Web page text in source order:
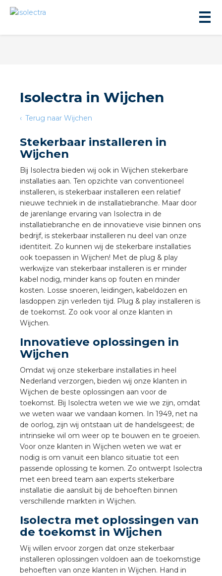
Isolectra in Wijchen
Terug naar Wijchen
Stekerbaar installeren in
Wijchen
Bij Isolectra bieden wij ook in Wijchen stekerbare
installaties aan. Ten opzichte van conventioneel
installeren, is stekerbaar installeren een relatief
nieuwe techniek in de installatiebranche. Maar door
de jarenlange ervaring van Isolectra in de
installatiebranche en de innovatieve visie binnen ons
bedrijf, is stekerbaar installeren nu deel van onze
identiteit. Zo kunnen wij de stekerbare installaties
ook toepassen in Wijchen! Met de plug & play
werkwijze van stekerbaar installeren is er minder
kabel nodig, minder kans op fouten en minder
kosten. Losse snoeren, leidingen, kabeldozen en
lasdoppen zijn verleden tijd. Plug & play installeren is
de toekomst. Zo ook voor al onze klanten in
Wijchen.
Innovatieve oplossingen in
Wijchen
Omdat wij onze stekerbare installaties in heel
Nederland verzorgen, bieden wij onze klanten in
Wijchen de beste oplossingen aan voor de
toekomst. Bij Isolectra weten we wie we zijn, omdat
we weten waar we vandaan komen. In 1949, net na
de oorlog, zijn wij ontstaan uit de handelsgeest; de
intrinsieke wil om weer op te bouwen en te groeien.
Voor onze klanten in Wijchen weten we wat er
nodig is om vanuit een blanco situatie tot een
passende oplossing te komen. Zo ontwerpt Isolectra
met een breed team aan experts stekerbare
installatie die aansluit bij de behoeften binnen
verschillende markten in Wijchen.
Isolectra met oplossingen van
de toekomst in Wijchen
Wij willen ervoor zorgen dat onze stekerbaar
installeren oplossingen voldoen aan de toekomstige
behoeften van onze klanten in Wijchen. Hand in
installeren
installeren
installeren
installeren in beton
installeren in de tuinbouw
stekerbare vlakkabel
GST®
RST®